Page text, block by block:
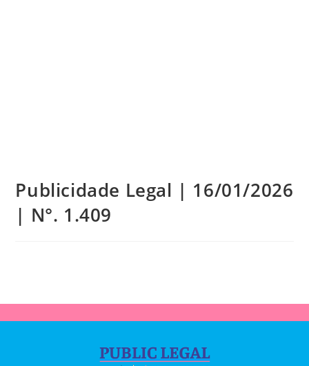
Publicidade Legal | 16/01/2026
| N°. 1.409